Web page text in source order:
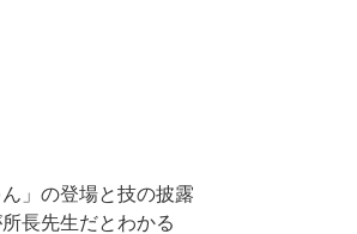
」の登場と技の披露
長先生だとわかる